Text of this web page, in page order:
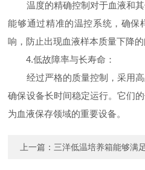
温度的精确控制对于血液和其
能够通过精准的温控系统，确保
响，防止出现血液样本质量下降的
4.低故障率与长寿命：
经过严格的质量控制，采用高
确保设备长时间稳定运行。它们
为血液保存领域的重要设备。
上一篇： 三洋低温培养箱能够满